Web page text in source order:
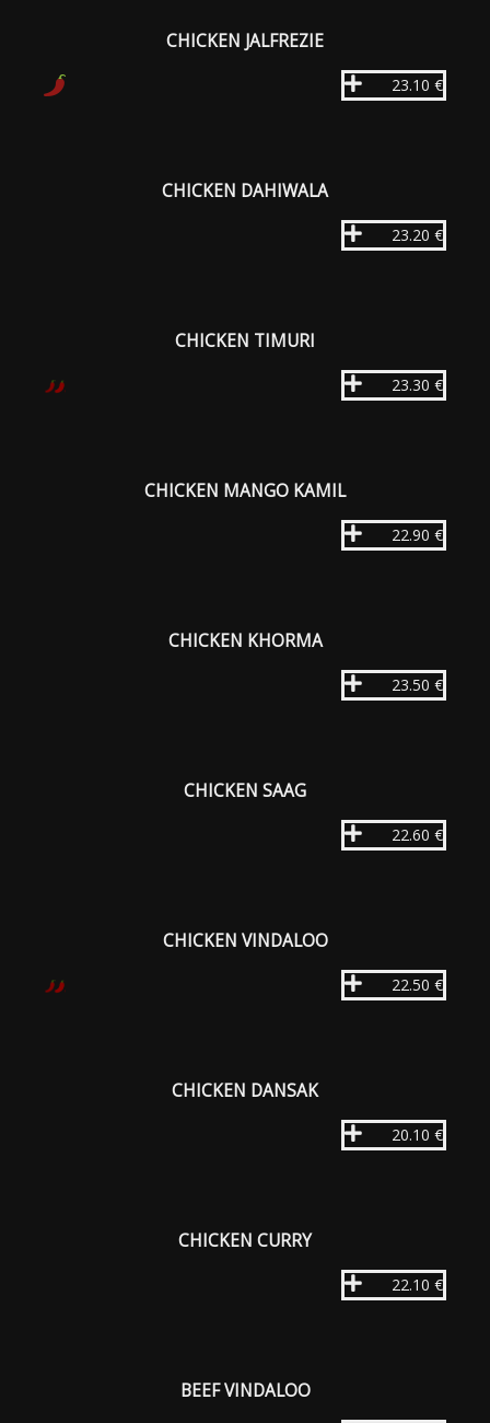
CHICKEN JALFREZIE
23.10 €
CHICKEN DAHIWALA
23.20 €
CHICKEN TIMURI
23.30 €
CHICKEN MANGO KAMIL
22.90 €
CHICKEN KHORMA
23.50 €
CHICKEN SAAG
22.60 €
CHICKEN VINDALOO
22.50 €
CHICKEN DANSAK
20.10 €
CHICKEN CURRY
22.10 €
BEEF VINDALOO